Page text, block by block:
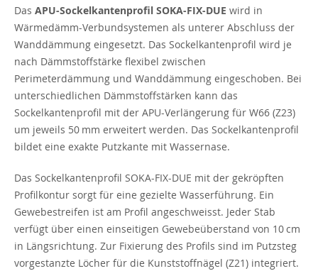
Das APU-Sockelkantenprofil SOKA-FIX-DUE wird in
Wärmedämm-Verbundsystemen als unterer Abschluss der
Wanddämmung eingesetzt. Das Sockelkantenprofil wird je
nach Dämmstoffstärke flexibel zwischen
Perimeterdämmung und Wanddämmung eingeschoben. Bei
unterschiedlichen Dämmstoffstärken kann das
Sockelkantenprofil mit der APU-Verlängerung für W66 (Z23)
um jeweils 50 mm erweitert werden. Das Sockelkantenprofil
bildet eine exakte Putzkante mit Wassernase.
Das Sockelkantenprofil SOKA-FIX-DUE mit der gekröpften
Profilkontur sorgt für eine gezielte Wasserführung. Ein
Gewebestreifen ist am Profil angeschweisst. Jeder Stab
verfügt über einen einseitigen Gewebeüberstand von 10 cm
in Längsrichtung. Zur Fixierung des Profils sind im Putzsteg
vorgestanzte Löcher für die Kunststoffnägel (Z21) integriert.